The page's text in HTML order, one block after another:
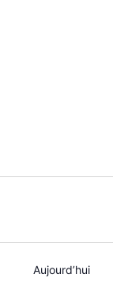
Aujourd’hui